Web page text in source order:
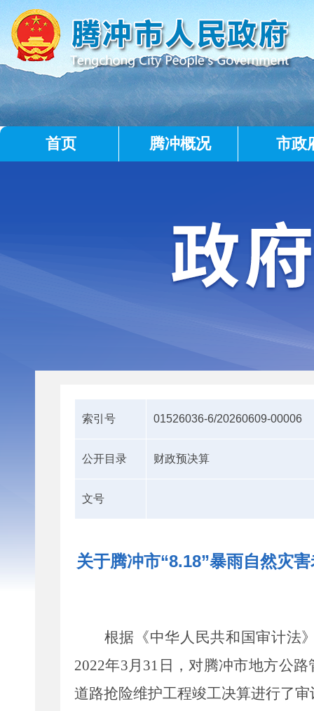
首页 腾冲概况 市政
索引号 01526036-6/20260609-00006
公开目录 财政预决算
文号
关于腾冲市“8.18”暴雨自然灾
根据《中华人民共和国审计法
2022年3月31日，对腾冲市地方公
道路抢险维护工程竣工决算进行了